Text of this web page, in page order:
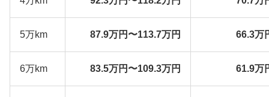
5万km 87.9万円〜113.7万円 66.3万
6万km 83.5万円〜109.3万円 61.9万